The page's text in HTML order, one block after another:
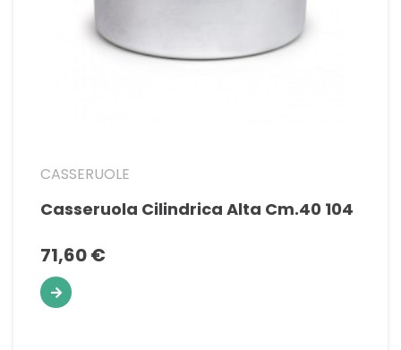
CASSERUOLE
Casseruola Cilindrica Alta Cm.40 104
71,60 €